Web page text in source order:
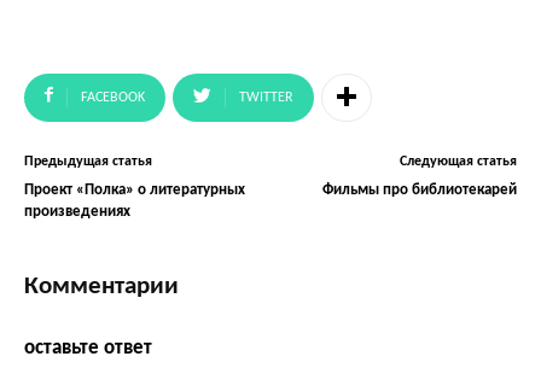
FACEBOOK TWITTER
Предыдущая статья
Проект «Полка» о литературных
произведениях
Следующая статья
Фильмы про библиотекарей
Комментарии
оставьте ответ